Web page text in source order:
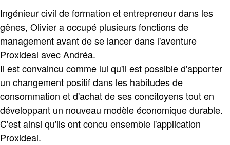
Ingénieur civil de formation et entrepreneur dans les
gênes, Olivier a occupé plusieurs fonctions de
management avant de se lancer dans l'aventure
Proxideal avec Andréa.
Il est convaincu comme lui qu'il est possible d'apporter
un changement positif dans les habitudes de
consommation et d'achat de ses concitoyens tout en
développant un nouveau modèle économique durable.
C'est ainsi qu'ils ont concu ensemble l'application
Proxideal.